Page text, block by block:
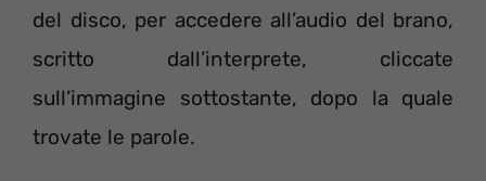
del disco, per accedere all’audio del brano,
scritto dall’interprete, cliccate
sull’immagine sottostante, dopo la quale
trovate le parole.